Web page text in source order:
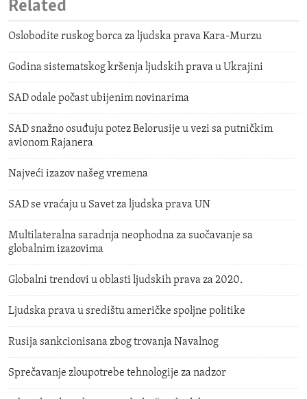
Related
Oslobodite ruskog borca za ljudska prava Kara-Murzu
Godina sistematskog kršenja ljudskih prava u Ukrajini
SAD odale počast ubijenim novinarima
SAD snažno osuđuju potez Belorusije u vezi sa putničkim
avionom Rajanera
Najveći izazov našeg vremena
SAD se vraćaju u Savet za ljudska prava UN
Multilateralna saradnja neophodna za suočavanje sa
globalnim izazovima
Globalni trendovi u oblasti ljudskih prava za 2020.
Ljudska prava u središtu američke spoljne politike
Rusija sankcionisana zbog trovanja Navalnog
Sprečavanje zloupotrebe tehnologije za nadzor